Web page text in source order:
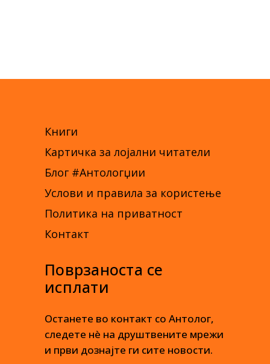
Книги
Картичка за лојални читатели
Блог #Антологџии
Услови и правила за користење
Политика на приватност
Контакт
Поврзаноста се
исплати
Останете во контакт со Антолог,
следете нè на друштвените мрежи
и први дознајте ги сите новости.